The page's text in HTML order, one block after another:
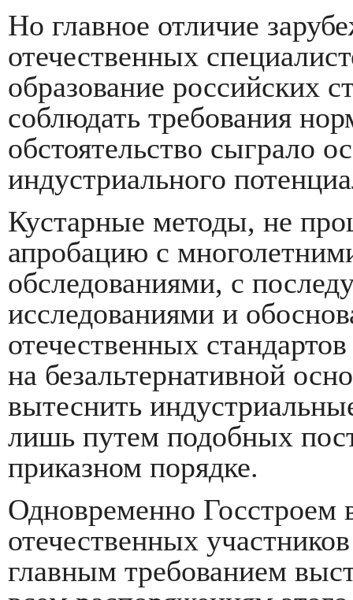
Но главное отличие
отечественных
образование российских
соблюдать требования
обстоятельство сыграло
индустриального
Кустарные методы, не
апробацию с
обследованиями, с
исследованиями и
отечественных
на безальтернативной
вытеснить
лишь путем подобных
приказном порядке.
Одновременно Госстроем
отечественных
главным требованием